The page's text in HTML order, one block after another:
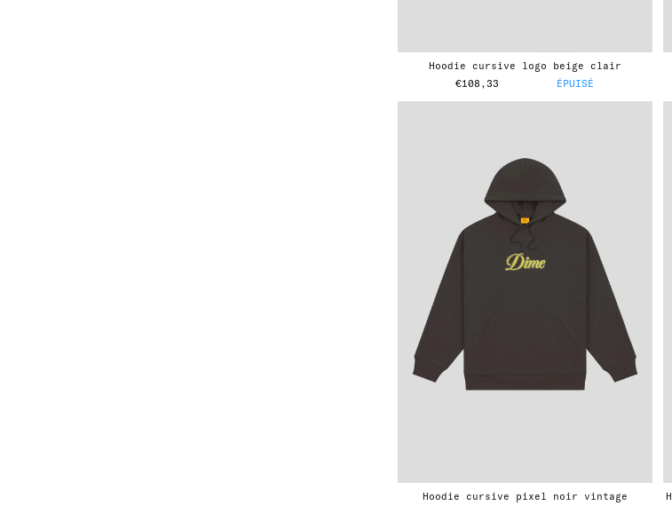
hoodie cursive logo beige clair
€108,33
ÉPUISÉ
hoodie cursive pixel noir vintage